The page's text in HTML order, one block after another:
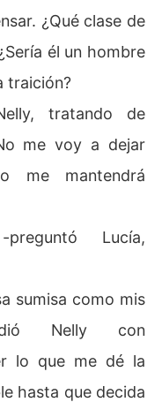
¿Qué clase de
él un hombre
traición?
tratando de
me voy a dejar
me mantendrá
Lucía,
sumisa como mis
Nelly con
lo que me dé la
hasta que decida